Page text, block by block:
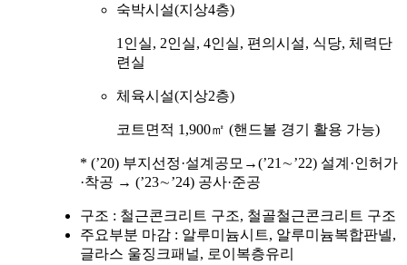
숙박시설(지상4층)
1인실, 2인실, 4인실, 편의시설, 식당, 체력단
련실
체육시설(지상2층)
코트면적 1,900㎡ (핸드볼 경기 활용 가능)
* (’20) 부지선정·설계공모→(’21∼’22) 설계·인허가
·착공 → (’23∼’24) 공사·준공
구조 : 철근콘크리트 구조, 철골철근콘크리트 구조
주요부분 마감 : 알루미늄시트, 알루미늄복합판넬,
글라스 울징크패널, 로이복층유리